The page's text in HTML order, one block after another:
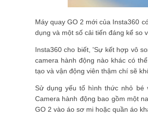
Máy quay GO 2 mới của Insta360
dụng và một số cải tiến đáng kể so
Insta360 cho biết, 'Sự kết hợp vô
camera hành động nào khác có
tạo và vận động viên thậm chí sẽ
Sử dụng yếu tố hình thức nhỏ bé
Camera hành động bao gồm một
GO 2 vào áo sơ mi hoặc quần áo